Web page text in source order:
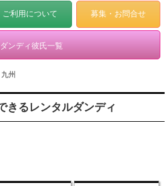
ご利用について 募集・お問合せ
ダンディ彼氏一覧
九州
きるレンタルダンディ